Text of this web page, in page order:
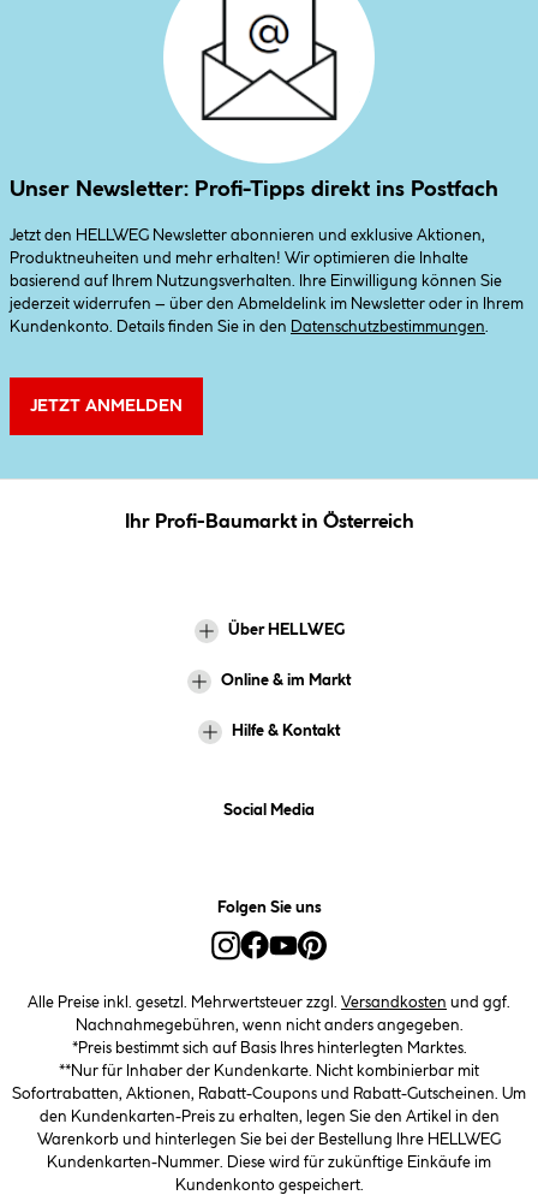
Unser Newsletter: Profi-Tipps direkt ins Postfach
Jetzt den HELLWEG Newsletter abonnieren und exklusive Aktionen,
Produktneuheiten und mehr erhalten! Wir optimieren die Inhalte
basierend auf Ihrem Nutzungsverhalten. Ihre Einwilligung können Sie
jederzeit widerrufen – über den Abmeldelink im Newsletter oder in Ihrem
Kundenkonto. Details finden Sie in den
Datenschutzbestimmungen
JETZT ANMELDEN
Ihr Profi-Baumarkt in Österreich
Über HELLWEG
Online & im Markt
Hilfe & Kontakt
Social Media
Folgen Sie uns
Alle Preise inkl. gesetzl. Mehrwertsteuer zzgl. Versandkosten und ggf.
Nachnahmegebühren, wenn nicht anders angegeben.
*Preis bestimmt sich auf Basis Ihres hinterlegten Marktes.
**Nur für Inhaber der Kundenkarte. Nicht kombinierbar mit
Sofortrabatten, Aktionen, Rabatt-Coupons und Rabatt-Gutscheinen. Um
den Kundenkarten-Preis zu erhalten, legen Sie den Artikel in den
Warenkorb und hinterlegen Sie bei der Bestellung Ihre HELLWEG
Kundenkarten-Nummer. Diese wird für zukünftige Einkäufe im
Kundenkonto gespeichert.